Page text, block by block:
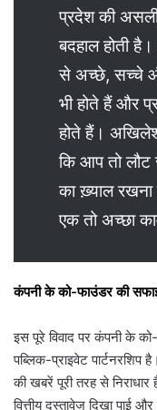
प्रदेश की
बदहाल होती
से अच्छे, सच्चे
भी होते हैं और
होते हैं।
कि आप तो लौट
का ख़्याल
एक तो अच्छा
कंपनी के को-फाउंडर की
इस पूरे विवाद पर कंपनी के को-
पब्लिक-प्राइवेट पार्टनरशिप
की खबरें पूरी तरह से
वित्तीय दस्तावेज दिखा पाई